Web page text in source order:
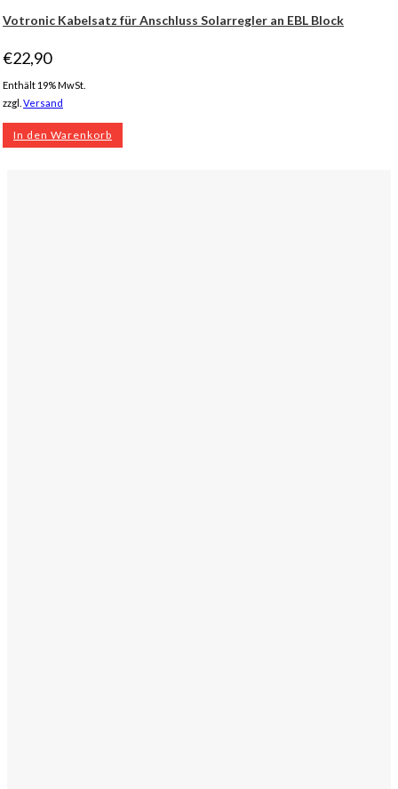
Votronic Kabelsatz für Anschluss Solarregler an EBL Block
€22,90
Enthält 19% MwSt.
zzgl. Versand
In den Warenkorb